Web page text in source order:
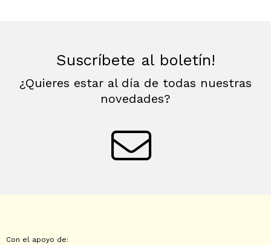
Suscríbete al boletín!
¿Quieres estar al día de todas nuestras
novedades?
Con el apoyo de: